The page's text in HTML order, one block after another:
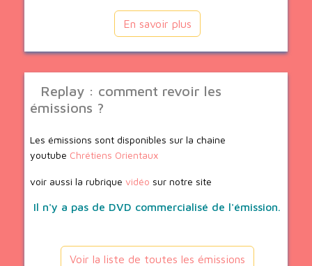
En savoir plus
Replay : comment revoir les
émissions ?
Les émissions sont disponibles sur la chaine
youtube Chrétiens Orientaux
voir aussi la rubrique vidéo sur notre site
Il n'y a pas de DVD commercialisé de l'émission.
Voir la liste de toutes les émissions